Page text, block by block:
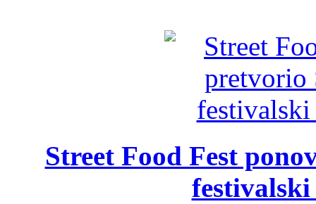
Street Food Fest